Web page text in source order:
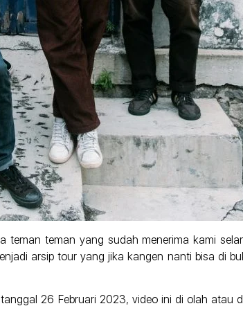
teman yang sudah menerima kami
arsip tour yang jika kangen nanti bisa di
26 Februari 2023, video ini di olah atau